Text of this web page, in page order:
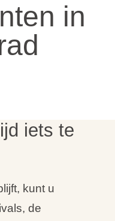
in
iets te
kunt u
de